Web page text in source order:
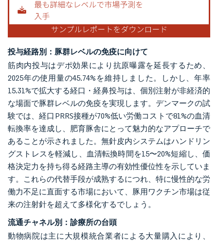
投与経路別：豚群レベルの免疫に向けて
筋肉内投与はデポ効果により抗原曝露を延長するため、
2025年の使用量の45.74%を維持しました。しかし、年率
15.31%で拡大する経口・経鼻投与は、個別注射が非経済的
な場面で豚群レベルの免疫を実現します。デンマークの試
験では、経口PRRS接種が70%低い労働コストで81%の血清
転換率を達成し、肥育豚舎にとって魅力的なアプローチで
あることが示されました。無針皮内システムはハンドリン
グストレスを軽減し、血清転換時間を15〜20%短縮し、価
格決定力を持ち得る経路主導の有効性優位性を示していま
す。これらの代替手段が成熟するにつれ、特に慢性的な労
働力不足に直面する市場において、豚用ワクチン市場は従
来の注射針を超えて多様化するでしょう。
流通チャネル別：診療所の台頭
動物病院は主に大規模統合業者による大量購入により、